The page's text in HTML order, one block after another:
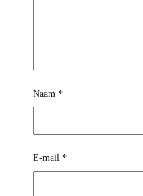
Naam *
E-mail *